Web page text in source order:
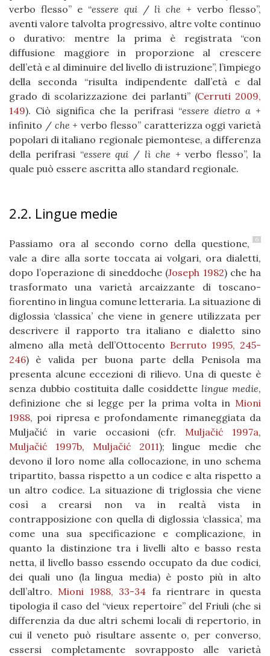
verbo flesso” e “essere qui/ lì che + verbo flesso”,
aventi valore talvolta progressivo, altre volte continuo
o durativo: mentre la prima è registrata “con
diffusione maggiore in proporzione al crescere
dell’età e al diminuire del livello di istruzione”, l’impiego
della seconda “risulta indipendente dall’età e dal
grado di scolarizzazione dei parlanti” (Cerruti 2009,
149). Ciò significa che la perifrasi “essere dietro a+
infinito / che + verbo flesso” caratterizza oggi varietà
popolari di italiano regionale piemontese, a differenza
della perifrasi “essere qui / lì che + verbo flesso”, la
quale può essere ascritta allo standard regionale.
2.2. Lingue medie
6
Passiamo ora al secondo corno della questione,
vale a dire alla sorte toccata ai volgari, ora dialetti,
dopo l’operazione di sineddoche (Joseph 1982) che ha
trasformato una varietà arcaizzante di toscano-
fiorentino in lingua comune letteraria. La situazione di
diglossia ‘classica’ che viene in genere utilizzata per
descrivere il rapporto tra italiano e dialetto sino
almeno alla metà dell’Ottocento Berruto 1995, 245-
246) è valida per buona parte della Penisola ma
presenta alcune eccezioni di rilievo. Una di queste è
senza dubbio costituita dalle cosiddette lingue medie,
definizione che si legge per la prima volta in Mioni
1988, poi ripresa e profondamente rimaneggiata da
Muljačić in varie occasioni (cfr. Muljačić 1997a,
Muljačić 1997b, Muljačić 2011); lingue medie che
devono il loro nome alla collocazione, in uno schema
tripartito, bassa rispetto a un codice e alta rispetto a
un altro codice. La situazione di triglossia che viene
così a crearsi non va in realtà vista in
contrapposizione con quella di diglossia ‘classica’, ma
come una sua specificazione e complicazione, in
quanto la distinzione tra i livelli alto e basso resta
netta, il livello basso essendo occupato da due codici,
dei quali uno (la lingua media) è posto più in alto
dell’altro.Mioni 1988, 33-34 fa rientrare in questa
tipologia il caso del “vieux repertoire” del Friuli (che si
differenzia da due altri schemi locali di repertorio, in
cui il veneto può risultare assente o, per converso,
essersi completamente sovrapposto alle varietà